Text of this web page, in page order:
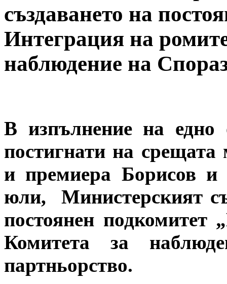
създаването на
Интеграция на
наблюдение на
В изпълнение на едно
постигнати на
и премиера Борисов и
юли, Министерският
постоянен
Комитета за
партньорство.